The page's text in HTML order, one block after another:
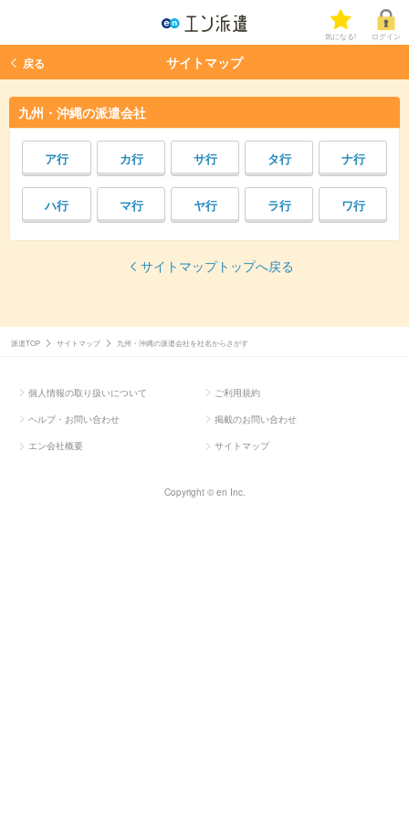
気になる! ログイン
サイトマップ
戻る
九州・沖縄の派遣会社
ア行 カ行 サ行 タ行 ナ行
ハ行 マ行 ヤ行 ラ行 ワ行
サイトマップトップへ戻る
派遣TOP サイトマップ 九州・沖縄の派遣会社を社名からさがす
個人情報の取り扱いについて ご利用規約
ヘルプ・お問い合わせ 掲載のお問い合わせ
エン会社概要 サイトマップ
Copyright © en Inc.